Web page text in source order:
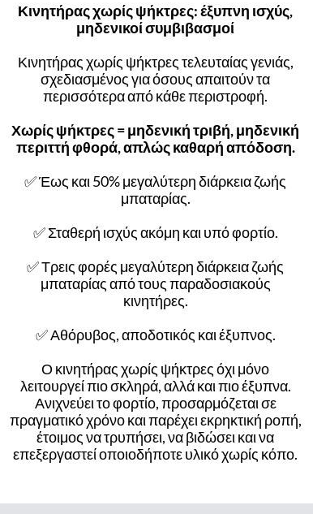
Κινητήρας χωρίς ψήκτρες: έξυπνη ισχύς,
μηδενικοί συμβιβασμοί
Κινητήρας χωρίς ψήκτρες τελευταίας γενιάς,
σχεδιασμένος για όσους απαιτούν τα
περισσότερα από κάθε περιστροφή.
Χωρίς ψήκτρες = μηδενική τριβή, μηδενική
περιττή φθορά, απλώς καθαρή απόδοση.
✅ Έως και 50% μεγαλύτερη διάρκεια ζωής
μπαταρίας.
✅ Σταθερή ισχύς ακόμη και υπό φορτίο.
✅ Τρεις φορές μεγαλύτερη διάρκεια ζωής
μπαταρίας από τους παραδοσιακούς
κινητήρες.
✅ Αθόρυβος, αποδοτικός και έξυπνος.
Ο κινητήρας χωρίς ψήκτρες όχι μόνο
λειτουργεί πιο σκληρά, αλλά και πιο έξυπνα.
Ανιχνεύει το φορτίο, προσαρμόζεται σε
πραγματικό χρόνο και παρέχει εκρηκτική ροπή,
έτοιμος να τρυπήσει, να βιδώσει και να
επεξεργαστεί οποιοδήποτε υλικό χωρίς κόπο.